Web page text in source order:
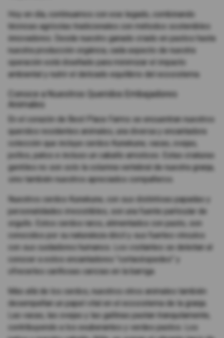
Hoy en día, continuamos con ese legado, combinando
técnicas agrícolas tradicionales con métodos sostenibles
innovadores. Desde nuestro ganado criado en pastos hasta
nuestra producción orgánica, cada aspecto de nuestra
operación está diseñado para minimizar el impacto
ambiental y nutrir el delicado equilibrio del ecosistema.
Conoce a Nuestros Queridos Embajadores
Animales
En el corazón de Best Place Farms se encuentran nuestros
queridos residentes animales, una diversa y encantadora
colección que incluye cerdos Kunekune, vacas, ovejas,
pollos, patos e incluso un caballo amistoso. Estas criaturas
gentiles no son solo la columna vertebral de nuestra granja,
sino también nuestros apreciados compañeros.
Nuestros cerdos Kunekune, con sus distintivas papadas y
personalidades irresistibles, son una fuente particular de
orgullo. Estos cerdos raros, alimentados con pasto, son
conocidos por su naturaleza dócil y sus fuertes vínculos
con sus cuidadores humanos. Los visitantes se deleitan al
conocer a estos encantadores "cortacéspedes" y
ofrecerles cariñosas caricias en la barriga.
Más allá de los cerdos, nuestros otros animales también
desempeñan un papel vital en el ecosistema de la granja.
Las vacas, las ovejas y las gallinas pastan tranquilamente,
contribuyendo a los exuberantes y verdes pastos. Los